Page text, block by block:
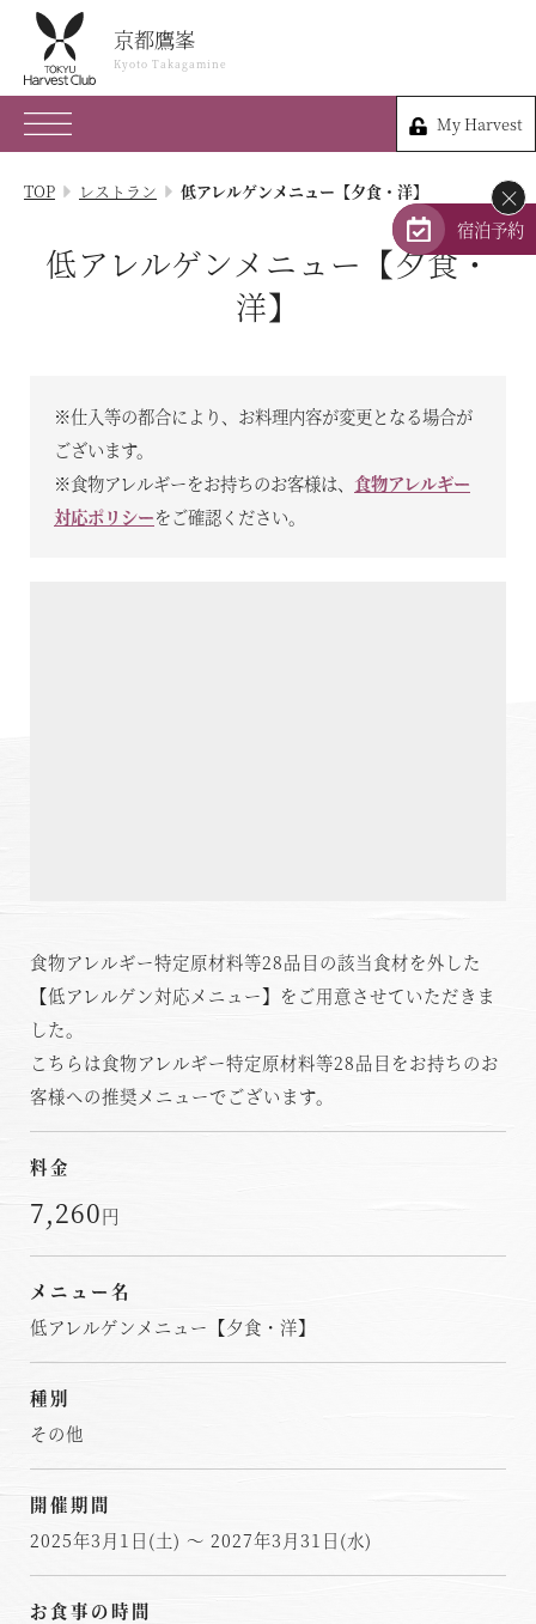
京都鷹峯
Kyoto Takagamine
My Harvest
京都鷹峯
Kyoto Takagamine
075-491-0109
京都府京都市北区衣笠鏡石町47
My Harvest
TOP
体験 & イベントガイド
客室 / 料金
TOP レストラン 低アレルゲンメニュー【夕食・洋】
低アレルゲンメニュー【夕食・
洋】
※仕入等の都合により、お料理内容が変更となる場合が
ございます。
※食物アレルギーをお持ちのお客様は、 食物アレルギー
対応ポリシーをご確認ください。
食物アレルギー特定原材料等28品目の該当食材を外した
【低アレルゲン対応メニュー】をご用意させていただきま
した。
こちらは食物アレルギー特定原材料等28品目をお持ちのお
客様への推奨メニューでございます。
料金
7,260円
メニュー名
低アレルゲンメニュー【夕食・洋】
種別
その他
開催期間
2025年3月1日(土) ～ 2027年3月31日(水)
お食事の時間
×
宿泊予約